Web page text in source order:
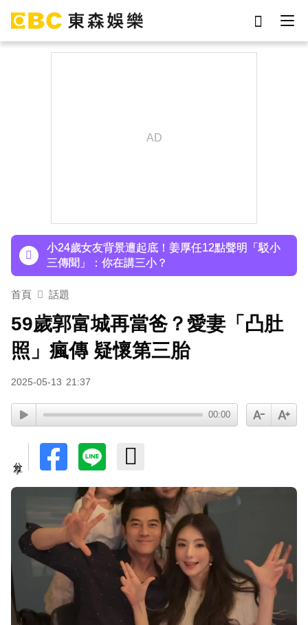
物」反擊：不會被吹出去
小24歲女友背景遭起底！姜厚任12點聲明「駁小
三傳聞」：你在講三小？
王子不倫粿粿判賠百萬！神隱9月「二度發聲」：
下載東森App，隨時掌握天下大小事！
物」反擊：不會被吹出去
首頁 話題
59歲郭富城再當爸？愛妻「凸肚
照」瘋傳 疑懷第三胎
2025-05-13 21:37
00:00